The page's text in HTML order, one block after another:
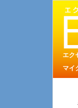
エク
マイ